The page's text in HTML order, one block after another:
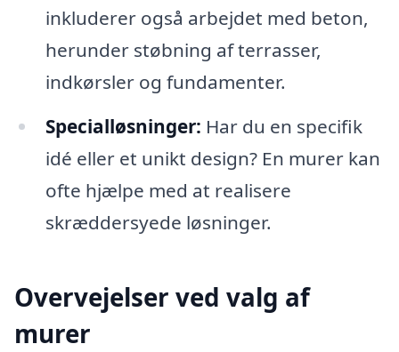
inkluderer også arbejdet med beton,
herunder støbning af terrasser,
indkørsler og fundamenter.
Specialløsninger: Har du en specifik
idé eller et unikt design? En murer kan
ofte hjælpe med at realisere
skræddersyede løsninger.
Overvejelser ved valg af
murer